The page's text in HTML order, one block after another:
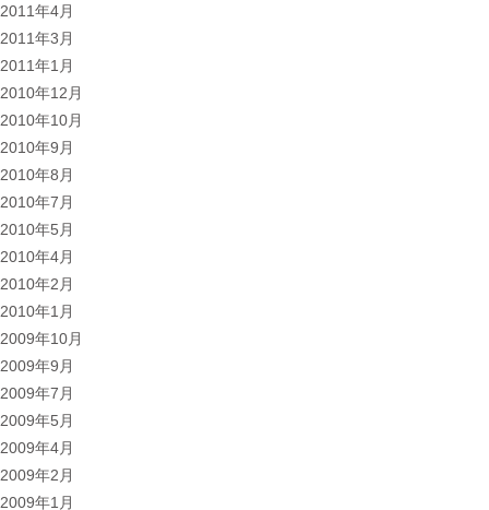
2011年4月
2011年3月
2011年1月
2010年12月
2010年10月
2010年9月
2010年8月
2010年7月
2010年5月
2010年4月
2010年2月
2010年1月
2009年10月
2009年9月
2009年7月
2009年5月
2009年4月
2009年2月
2009年1月